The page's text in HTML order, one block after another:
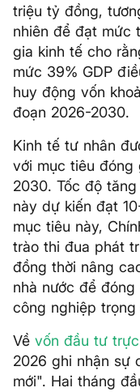
triệu tỷ đồng,
nhiên để đạt mức
gia kinh tế cho
mức 39% GDP
huy động vốn
đoạn 2026-2030.
Kinh tế tư nhân
với mục tiêu đóng
2030. Tốc độ
này dự kiến đạt
mục tiêu này,
trào thi đua phát
đồng thời nâng
nhà nước để
công nghiệp trọng
Về vốn đầu tư
2026 ghi nhận sự
mới". Hai tháng